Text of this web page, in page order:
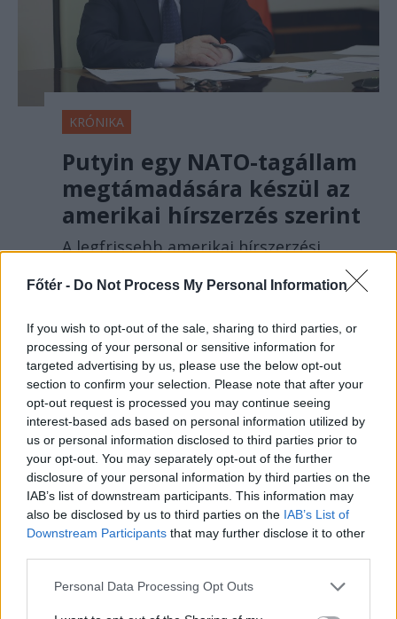
Főtér - Do Not Process My Personal Information
If you wish to opt-out of the sale, sharing to third parties, or
processing of your personal or sensitive information for
targeted advertising by us, please use the below opt-out
section to confirm your selection. Please note that after your
opt-out request is processed you may continue seeing
interest-based ads based on personal information utilized by
us or personal information disclosed to third parties prior to
your opt-out. You may separately opt-out of the further
disclosure of your personal information by third parties on the
IAB’s list of downstream participants. This information may
also be disclosed by us to third parties on the IAB’s List of
Downstream Participants that may further disclose it to other
Personal Data Processing Opt Outs
KRÓNIKA
Putyin egy NATO-tagállam
megtámadására készül az
amerikai hírszerzés szerint
A legfrissebb amerikai hírszerzési
orosz elnök a következő néhány évben
NATO-tagállam ellen, hogy próbára
tegye a katonai szövetség
elszántságát.